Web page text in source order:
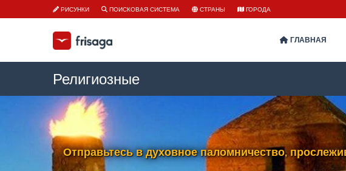
РИСУНКИ ПОИСКОВАЯ СИСТЕМА СТРАНЫ ГОРОДА
ГЛАВНАЯ
Религиозные
Отправьтесь в духовное паломничество,